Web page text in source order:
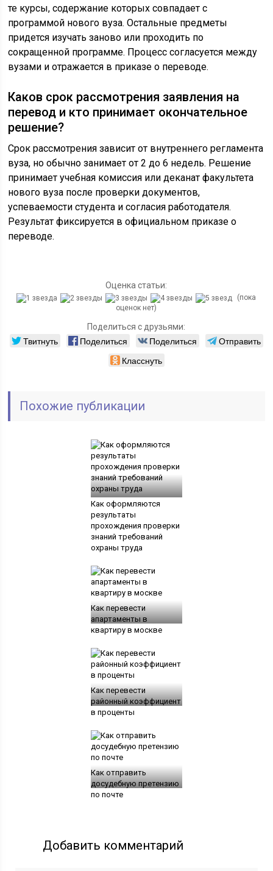
те курсы, содержание которых совпадает с
программой нового вуза. Остальные предметы
придется изучать заново или проходить по
сокращенной программе. Процесс согласуется между
вузами и отражается в приказе о переводе.
Каков срок рассмотрения заявления на
перевод и кто принимает окончательное
решение?
Срок рассмотрения зависит от внутреннего регламента
вуза, но обычно занимает от 2 до 6 недель. Решение
принимает учебная комиссия или деканат факультета
нового вуза после проверки документов,
успеваемости студента и согласия работодателя.
Результат фиксируется в официальном приказе о
переводе.
Оценка статьи:
(пока
оценок нет)
Поделиться с друзьями:
Твитнуть Поделиться Поделиться
Отправить
Класснуть
Похожие публикации
Как оформляются
результаты
прохождения проверки
знаний требований
охраны труда
Как перевести
апартаменты в
квартиру в москве
Как перевести
районный коэффициент
в проценты
Как отправить
досудебную претензию
по почте
Добавить комментарий